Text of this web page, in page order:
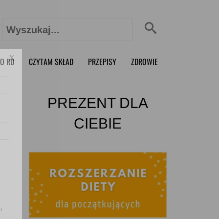
Szukaj:
RD CZYTAM SKŁAD PRZEPISY ZDROWIE
PREZENT DLA
CIEBIE
X